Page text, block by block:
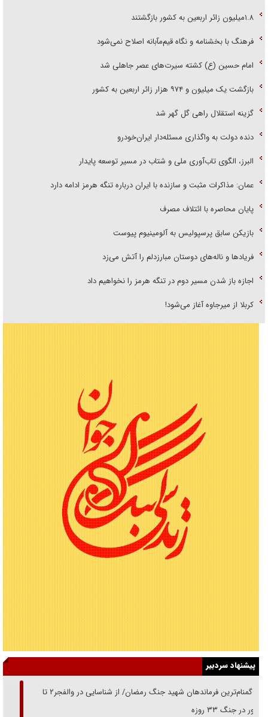
۱.۸میلیون زائر اربعین به کشور بازگشتند
فرهنگ با بخشنامه و نگاه قیم‌مآبانه اصلاح نمی‌شود
امام حسین (ع) کشته سیرت‌های عصر جاهلی شد
بازگشت یک میلیون و ۹۷۴ هزار زائر اربعین به کشور
گزینه استقلال راهی گل گهر شد
دنده دولت به واگذاری مسئله‌دار ایران‌خودرو
البرز، الگوی تاب‌آوری ملی و شتاب در مسیر توسعه پایدار
عمان: مذاکرات مثبت و سازنده با ایران درباره تنگه هرمز ادامه دارد
پایان محاصره با ائتلاف مصرف
بازیکن سابق پرسپولیس به آلومینیوم پیوست
فریاد‌ها و ناله‌های دوستان مبارزدلم را آتش می‌زد
اجازه باز شدن مسیر دوم در تنگه هرمز را نخواهیم داد
کربلا از میرجاوه آغاز می‌شود!
پیشنهاد سردبیر
از گمنام‌ترین فرماندهان شهید جنگ رمضان/ از شناسایی در والفجر۲ تا
حضور در جنگ ۳۳ روزه